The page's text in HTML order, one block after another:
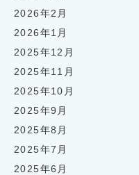
2026年2月
2026年1月
2025年12月
2025年11月
2025年10月
2025年9月
2025年8月
2025年7月
2025年6月